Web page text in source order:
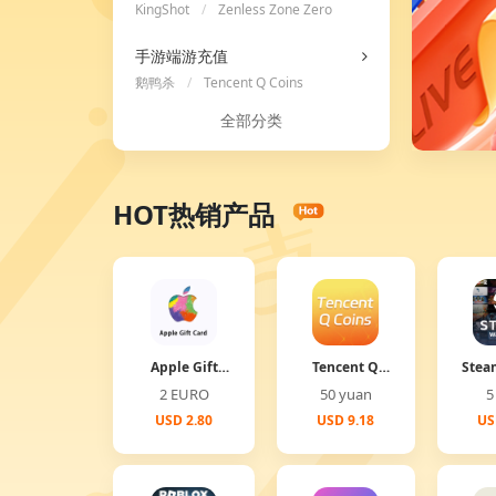
KingShot /
Zenless Zone Zero
手游端游充值
鹅鸭杀 / Tencent Q Coins
全部分类
HOT热销产品
Apple Gift
Card
2 EURO
USD 2.80
Tencent Q
Coins
50 yuan
USD 9.18